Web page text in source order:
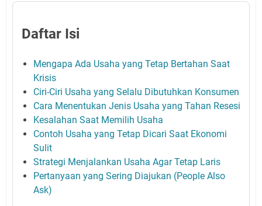
Daftar Isi
Mengapa Ada Usaha yang Tetap Bertahan Saat
Krisis
Ciri-Ciri Usaha yang Selalu Dibutuhkan Konsumen
Cara Menentukan Jenis Usaha yang Tahan Resesi
Kesalahan Saat Memilih Usaha
Contoh Usaha yang Tetap Dicari Saat Ekonomi
Sulit
Strategi Menjalankan Usaha Agar Tetap Laris
Pertanyaan yang Sering Diajukan (People Also
Ask)